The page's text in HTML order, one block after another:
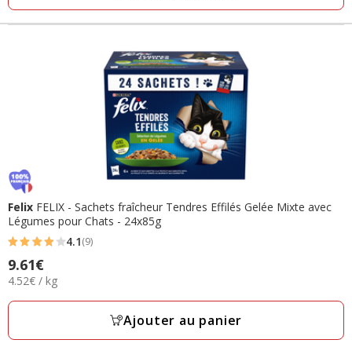
Felix FELIX - Sachets fraîcheur Tendres Effilés Gelée Mixte avec
Légumes pour Chats - 24x85g
4.1
étoiles
avec
9
4.1(9)
Prix
9.61€
9.61€
4.52€
Kg
4.52€ / kg
Ajouter au panier